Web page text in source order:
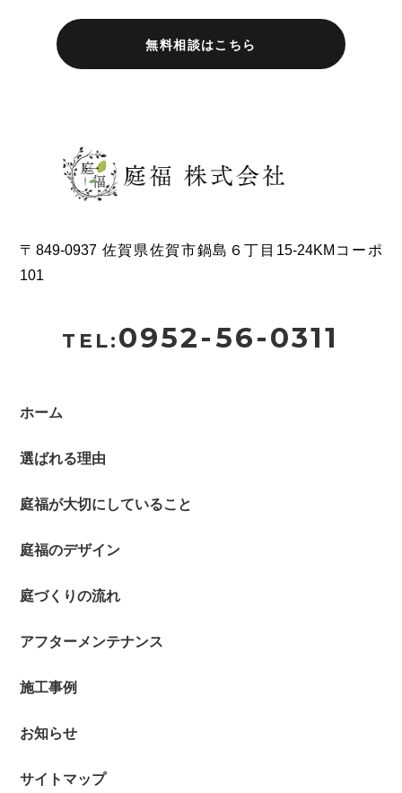
無料相談はこちら
〒849-0937 佐賀県佐賀市鍋島６丁目15-24KMコーポ
101
TEL:0952-56-0311
ホーム
選ばれる理由
庭福が大切にしていること
庭福のデザイン
庭づくりの流れ
アフターメンテナンス
施工事例
お知らせ
サイトマップ